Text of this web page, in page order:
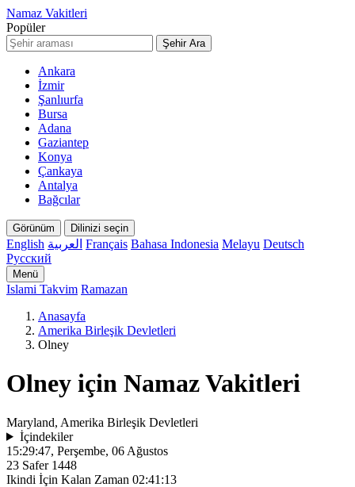
Namaz Vakitleri
Popüler
Şehir Ara
Ankara
İzmir
Şanlıurfa
Bursa
Adana
Gaziantep
Konya
Çankaya
Antalya
Bağcılar
Görünüm Dilinizi seçin
English العربية Français Bahasa Indonesia Melayu Deutsch
Русский
Menü
Islami Takvim Ramazan
Anasayfa
Amerika Birleşik Devletleri
Olney
Olney için Namaz Vakitleri
Maryland, Amerika Birleşik Devletleri
İçindekiler
15:29:47, Perşembe, 06 Ağustos
23 Safer 1448
Ikindi İçin Kalan Zaman 02:41:13